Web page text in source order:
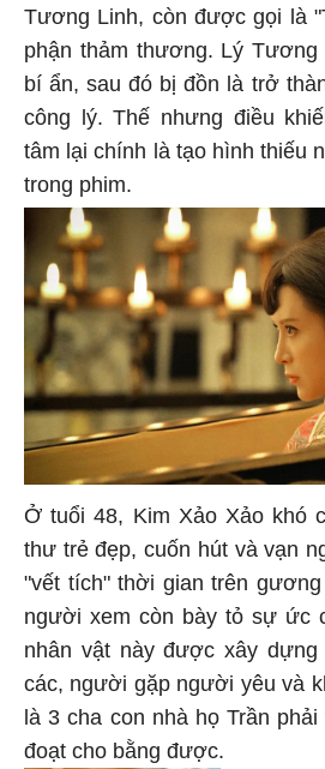
Tương Linh, còn được gọi là
phận thảm thương. Lý Tương
bí ẩn, sau đó bị đồn là trở
công lý. Thế nhưng điều
tâm lại chính là tạo hình thiếu
trong phim.
Ở tuổi 48, Kim Xảo Xảo khó
thư trẻ đẹp, cuốn hút và vạn
"vết tích" thời gian trên
người xem còn bày tỏ sự ức
nhân vật này được xây
các, người gặp người yêu và
là 3 cha con nhà họ Trần
đoạt cho bằng được.